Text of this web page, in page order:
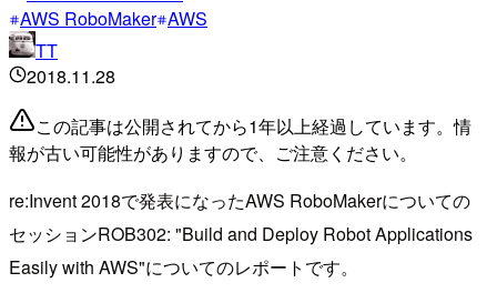
AWS RoboMaker AWS
TT
2018.11.28
この記事は公開されてから1年以上経過しています。情
報が古い可能性がありますので、ご注意ください。
re:Invent 2018で発表になったAWS RoboMakerについての
セッションROB302: "Build and Deploy Robot Applications
Easily with AWS"についてのレポートです。